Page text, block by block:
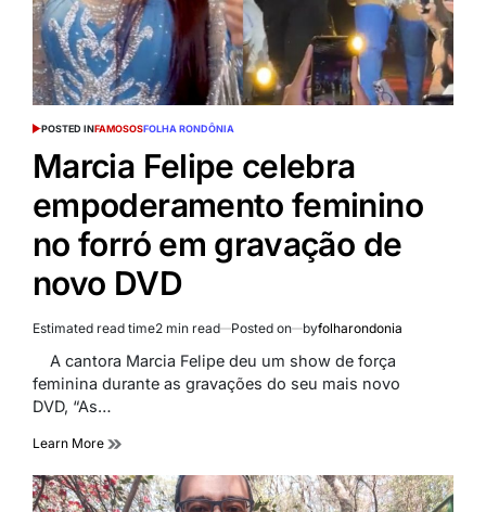
POSTED INFAMOSOSFOLHA RONDÔNIA
Marcia Felipe celebra
empoderamento feminino
no forró em gravação de
novo DVD
Estimated read time2 min read Posted on byfolharondonia
A cantora Marcia Felipe deu um show de força
feminina durante as gravações do seu mais novo
DVD, “As…
Learn More